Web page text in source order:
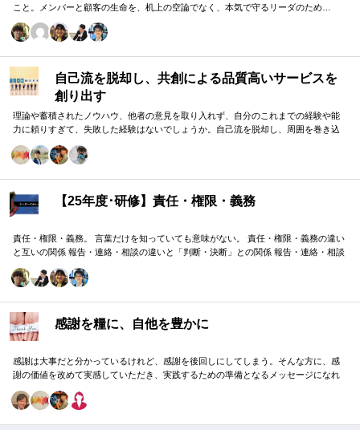
こと。メンバーと顧客の生命を、机上の空論でなく、本気で守るリーダのため…
自己流を脱却し、共創による品質高いサービスを
創り出す
理論や蓄積されたノウハウ、他者の意見を取り入れず、自分のこれまでの経験や能
力に頼りすぎて、失敗した経験はないでしょうか。自己流を脱却し、周囲を巻き込
【25年度･研修】責任・権限・義務
責任・権限・義務。 言葉だけを知っていても意味がない。 責任・権限・義務の違い
と互いの関係 報告・連絡・相談の違いと「判断・決断」との関係 報告・連絡・相談
分けることが重要。 理屈と機能を理解し、チームワークを大きく向上したいリーダ
感謝を糧に、自他を豊かに
感謝は大事だと分かっているけれど、感謝を後回しにしてしまう。そんな方に、感
謝の価値を改めて実感していただき、実践するための準備となるメッセージになれ